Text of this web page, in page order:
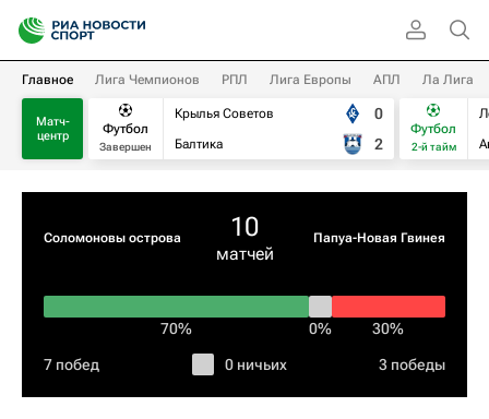
Главное Лига Чемпионов РПЛ Лига Европы АПЛ Ла Лига
Матч-
центр
Футбол
Завершен
Крылья Советов
Балтика
0
2
Футбол
2-й тайм
Соломоновы острова 10
матчей
Папуа-Новая Гвинея
70% 0% 30%
7 побед 0 ничьих 3 победы